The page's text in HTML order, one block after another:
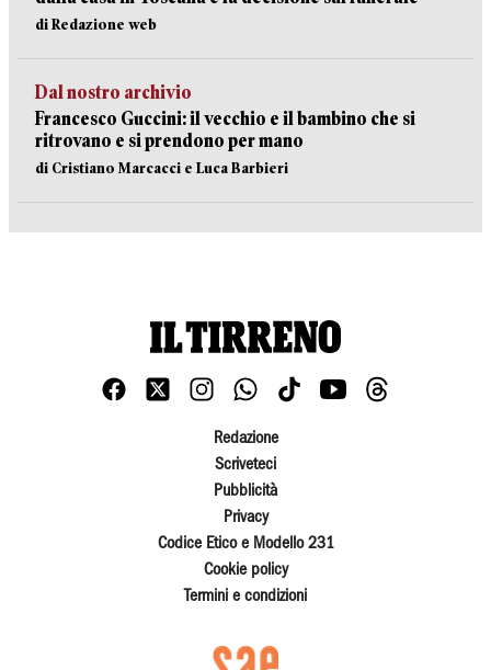
di Redazione web
Dal nostro archivio
Francesco Guccini: il vecchio e il bambino che si
ritrovano e si prendono per mano
di Cristiano Marcacci e Luca Barbieri
Redazione
Scriveteci
Pubblicità
Privacy
Codice Etico e Modello 231
Cookie policy
Termini e condizioni